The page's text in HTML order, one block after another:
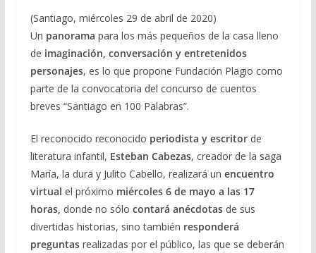
(Santiago, miércoles 29 de abril de 2020)
Un panorama para los más pequeños de la casa lleno
de imaginación, conversación y entretenidos
personajes, es lo que propone Fundación Plagio como
parte de la convocatoria del concurso de cuentos
breves “Santiago en 100 Palabras”.
El reconocido reconocido periodista y escritorde
literatura infantil, Esteban Cabezas, creador de la saga
María, la dura y Julito Cabello, realizará un encuentro
virtual el próximo miércoles 6 de mayo a las 17
horas, donde no sólo contará anécdotasde sus
divertidas historias, sino también responderá
preguntasrealizadas por el público, las que se deberán